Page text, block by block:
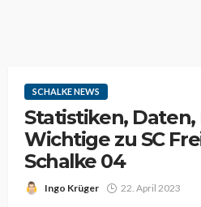
SCHALKE NEWS
Statistiken, Daten,
Wichtige zu SC
Schalke 04
Ingo Krüger 22. April 2023